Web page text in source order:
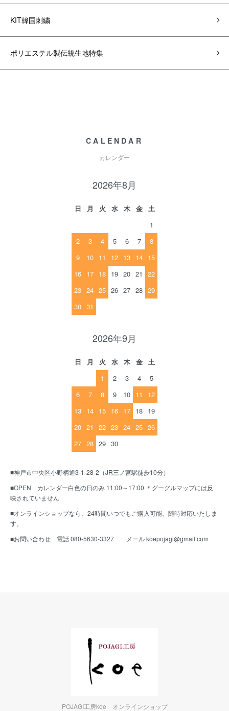
KIT韓国刺繍
ポリエステル製伝統生地特集
CALENDAR
カレンダー
2026年8月
日 月 火 水 木 金
土
1
2
3 4 5 6 7
8
9
10 11 12 13 14 15
16 17 18 19 20 21
22
23 24 25 26 27 28 29
30 31
2026年9月
日 月 火 水 木 金
土
1
2 3 4
5
6
7 8 9 10 11
12
13 14 15 16 17 18 19
20 21 22 23 24 25 26
27 28 29 30
■神戸市中央区小野柄通3-1-28-2（JR三ノ宮駅徒歩10分）
■OPEN カレンダー白色の日のみ 11:00～17:00 ＊グーグルマップには反
映されていません
■オンラインショップなら、24時間いつでもご購入可能。随時対応いたしま
す。
■お問い合わせ 電話 080-5630-3327 メール koepojagi@gmail.com
POJAGI工房koe オンラインショップ